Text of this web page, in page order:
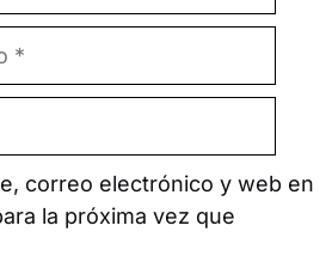
correo electrónico y web en
la próxima vez que